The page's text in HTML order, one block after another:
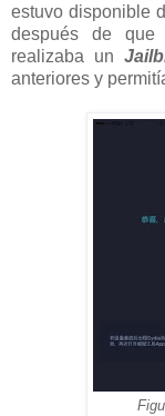
estuvo disponible
después de que
realizaba un
anteriores y